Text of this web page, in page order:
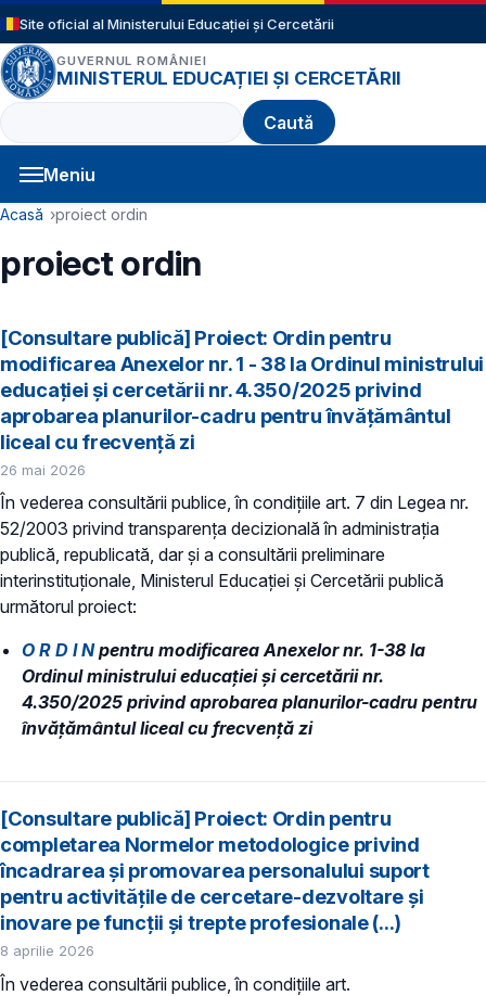
Sari la conținutul principal
Site oficial al Ministerului Educației și Cercetării
GUVERNUL ROMÂNIEI
MINISTERUL EDUCAȚIEI ȘI CERCETĂRII
Caută
Meniu
Navigație principală
Cale de navigare
Acasă proiect ordin
proiect ordin
[Consultare publică] Proiect: Ordin pentru
modificarea Anexelor nr. 1 - 38 la Ordinul ministrului
educației și cercetării nr. 4.350/2025 privind
aprobarea planurilor-cadru pentru învățământul
liceal cu frecvență zi
26 mai 2026
În vederea consultării publice, în condiţiile art. 7 din Legea nr.
52/2003 privind transparenţa decizională în administraţia
publică, republicată, dar și a consultării preliminare
interinstituționale, Ministerul Educaţiei și Cercetării publică
următorul proiect:
O R D I Npentru modificarea Anexelor nr. 1-38 la
Ordinul ministrului educației și cercetării nr.
4.350/2025 privind aprobarea planurilor-cadru pentru
învățământul liceal cu frecvență zi
[Consultare publică] Proiect: Ordin pentru
completarea Normelor metodologice privind
încadrarea și promovarea personalului suport
pentru activitățile de cercetare-dezvoltare și
inovare pe funcții și trepte profesionale (...)
8 aprilie 2026
În vederea consultării publice, în condiţiile art.